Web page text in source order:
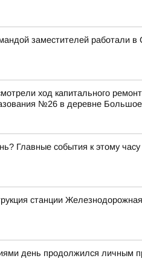
заместителей работали
ход капитального
№26 в деревне Большое
Главные события к этому часу
станции
день продолжился личным